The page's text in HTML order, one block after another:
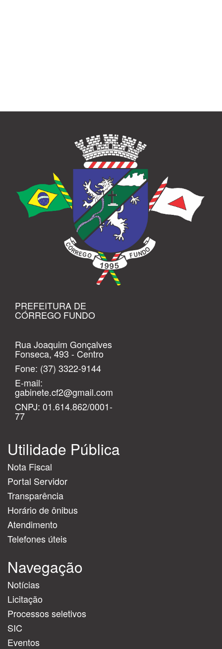
PREFEITURA DE
CÓRREGO FUNDO
Rua Joaquim Gonçalves
Fonseca, 493 - Centro
Fone: (37) 3322-9144
E-mail:
gabinete.cf2@gmail.com
CNPJ: 01.614.862/0001-
77
Utilidade Pública
Nota Fiscal
Portal Servidor
Transparência
Horário de ônibus
Atendimento
Telefones úteis
Navegação
Notícias
Licitação
Processos seletivos
SIC
Eventos